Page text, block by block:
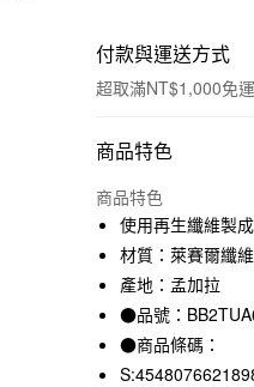
付款與運送方式
超取滿NT$1,000免運
付款方式
信用卡一次付款
信用卡分期付款
3 期 0 利率 每期
合作金庫商業銀行
華南商業銀行
上海商業儲蓄銀行
超商取貨付款
LINE Pay
商品特色
商品特色
使用再生纖維製
材質：萊賽爾纖
產地：孟加拉
●品號：
●商品條碼：